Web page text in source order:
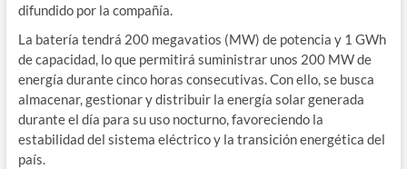
difundido por la compañía.
La batería tendrá 200 megavatios (MW) de potencia y 1 GWh
de capacidad, lo que permitirá suministrar unos 200 MW de
energía durante cinco horas consecutivas. Con ello, se busca
almacenar, gestionar y distribuir la energía solar generada
durante el día para su uso nocturno, favoreciendo la
estabilidad del sistema eléctrico y la transición energética del
país.